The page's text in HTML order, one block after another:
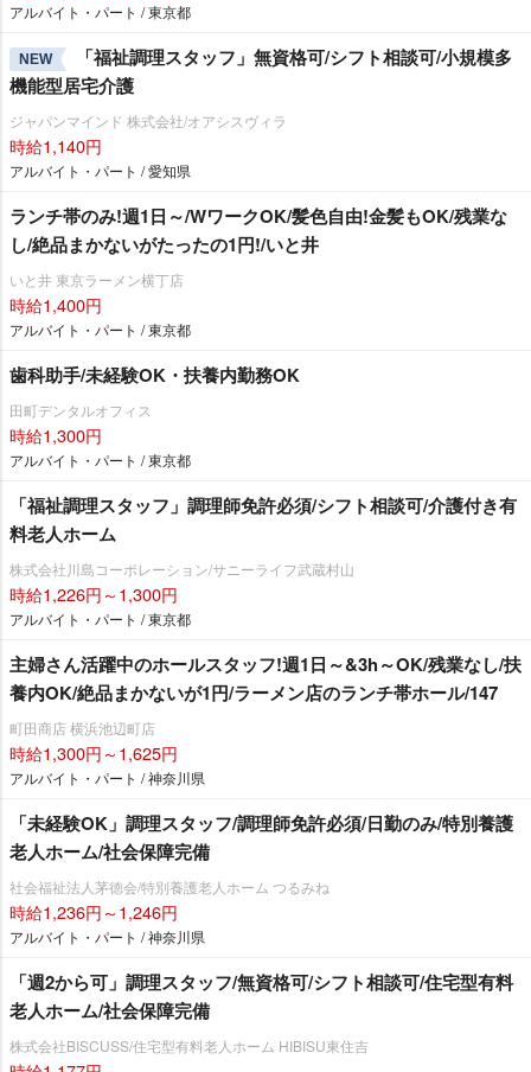
アルバイト・パート / 東京都
NEW
「福祉調理スタッフ」無資格可/シフト相談可/小規模多
機能型居宅介護
ジャパンマインド 株式会社/オアシスヴィラ
時給1,140円
アルバイト・パート / 愛知県
ランチ帯のみ!週1日～/WワークOK/髪色自由!金髪もOK/残業な
し/絶品まかないがたったの1円!/いと井
いと井 東京ラーメン横丁店
時給1,400円
アルバイト・パート / 東京都
歯科助手/未経験OK・扶養内勤務OK
田町デンタルオフィス
時給1,300円
アルバイト・パート / 東京都
「福祉調理スタッフ」調理師免許必須/シフト相談可/介護付き有
料老人ホーム
株式会社川島コーポレーション/サニーライフ武蔵村山
時給1,226円～1,300円
アルバイト・パート / 東京都
主婦さん活躍中のホールスタッフ!週1日～&3h～OK/残業なし/扶
養内OK/絶品まかないが1円/ラーメン店のランチ帯ホール/147
町田商店 横浜池辺町店
時給1,300円～1,625円
アルバイト・パート / 神奈川県
「未経験OK」調理スタッフ/調理師免許必須/日勤のみ/特別養護
老人ホーム/社会保障完備
社会福祉法人茅徳会/特別養護老人ホーム つるみね
時給1,236円～1,246円
アルバイト・パート / 神奈川県
「週2から可」調理スタッフ/無資格可/シフト相談可/住宅型有料
老人ホーム/社会保障完備
株式会社BISCUSS/住宅型有料老人ホーム HIBISU東住吉